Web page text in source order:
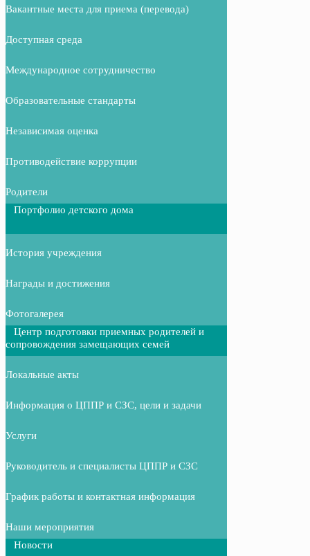
Вакантные места для приема (перевода)
Доступная среда
Международное сотрудничество
Образовательные стандарты
Независимая оценка
Противодействие коррупции
Родители
Портфолио детского дома
История учреждения
Награды и достижения
Фотогалерея
Центр подготовки приемных родителей и
сопровождения замещающих семей
Локальные акты
Информация о ЦППР и СЗС, цели и задачи
Услуги
Руководитель и специалисты ЦППР и СЗС
График работы и контактная информация
Наши мероприятия
Новости